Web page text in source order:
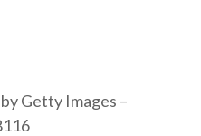
Getty Images –